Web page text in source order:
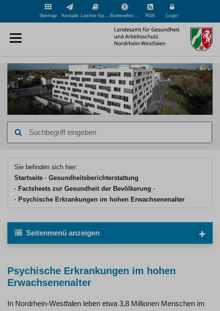
Sitemap Kontakt Barrierefreiheit RSS Login
eingeben
Sie befinden sich hier:
Startseite
Gesundheits­berichterstattung
Factsheets zur Gesundheit der Bevölkerung
Psychische Erkrankungen im hohen Erwachsenenalter
Seitenmenü anzeigen
Psychische Erkrankungen im hohen
Erwachsenenalter
In Nordrhein-Westfalen leben etwa 3,8 Millionen Menschen im